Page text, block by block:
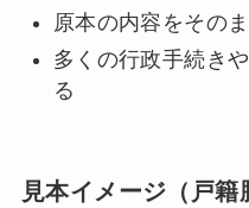
原本の内容をその
多くの行政手続き
る
見本イメージ（戸籍